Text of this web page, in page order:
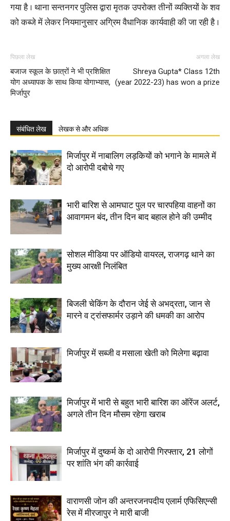
गया है । थाना सन्तनगर पुलिस द्वारा मृतक उपरोक्त तीनों व्यक्तियों के शव
को कब्जे में लेकर नियमानुसार अग्रिम वैधानिक कार्यवाही की जा रही है ।
पिछला लेख
बजाज स्कूल के छात्रों ने भी प्रशिक्षित
योग अध्यापक के साथ किया योगाभ्यास,
मिर्जापुर
अगला लेख
Shreya Gupta* Class 12th
(year 2022-23) has won a prize
संबंधित लेख लेखक से और अधिक
मिर्जापुर में नाबालिग लड़कियों को भगाने के मामले में
दो आरोपी दबोचे गए
भारी बारिश से आमघाट पुल पर चारपहिया वाहनों का
आवागमन बंद, तीन दिन बाद बहाल होने की उम्मीद
सोशल मीडिया पर ऑडियो वायरल, राजगढ़ थाने का
मुख्य आरक्षी निलंबित
बिजली चेकिंग के दौरान जेई से अभद्रता, जान से
मारने व ट्रांसफार्मर उड़ाने की धमकी का आरोप
मिर्जापुर में सब्जी व मसाला खेती को मिलेगा बढ़ावा
मिर्जापुर में भारी से बहुत भारी बारिश का ऑरेंज अलर्ट,
अगले तीन दिन मौसम रहेगा खराब
मिर्जापुर में दुष्कर्म के दो आरोपी गिरफ्तार, 21 लोगों
पर शांति भंग की कार्रवाई
वाराणसी जोन की अन्तरजनपदीय एलार्म एफिसिएन्सी
रेस में मीरजापुर ने मारी बाजी